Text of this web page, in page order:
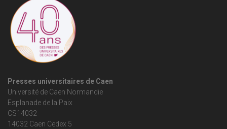
Presses universitaires de Caen
Université de Caen Normandie
Esplanade de la Paix
CS14032
14032 Caen Cedex 5